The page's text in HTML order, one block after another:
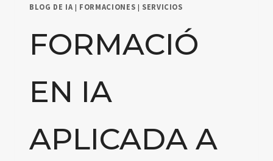
BLOG DE IA | FORMACIONES | SERVICIOS
FORMACIÓ
EN IA
APLICADA A